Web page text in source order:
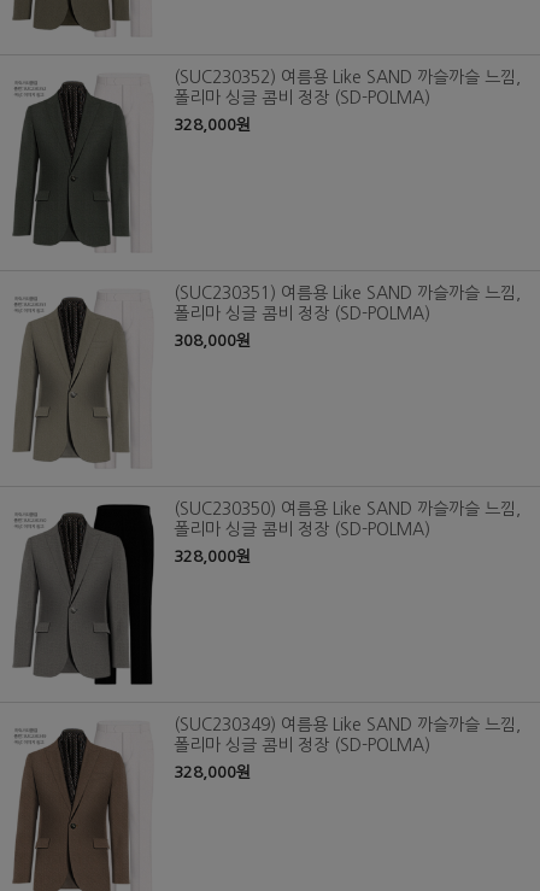
(SUC230352) 여름용 Like SAND 까슬까슬 느낌,
폴리마 싱글 콤비 정장 (SD-POLMA)
328,000원
(SUC230351) 여름용 Like SAND 까슬까슬 느낌,
폴리마 싱글 콤비 정장 (SD-POLMA)
308,000원
(SUC230350) 여름용 Like SAND 까슬까슬 느낌,
폴리마 싱글 콤비 정장 (SD-POLMA)
328,000원
(SUC230349) 여름용 Like SAND 까슬까슬 느낌,
폴리마 싱글 콤비 정장 (SD-POLMA)
328,000원